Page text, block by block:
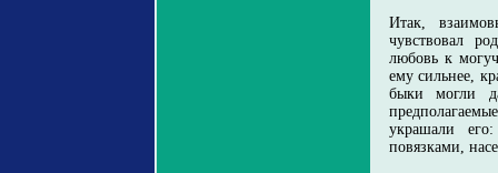
Итак,
чувствовал
любовь к
ему сильнее,
быки могли
украшали
повязками,